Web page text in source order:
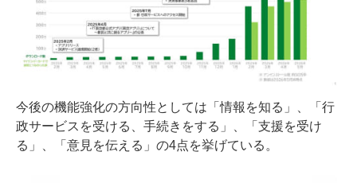
今後の機能強化の方向性としては「情報を知る」、「行
政サービスを受ける、手続きをする」、「支援を受け
る」、「意見を伝える」の4点を挙げている。